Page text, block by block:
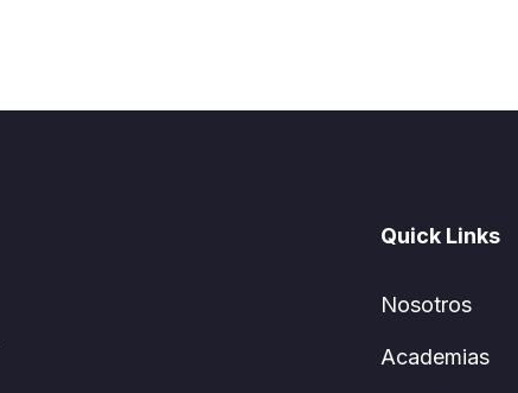
Quick Links
Nosotros
Academias